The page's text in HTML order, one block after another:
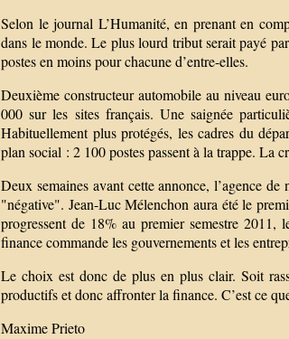
Selon le journal L’Humanité, en prenant en
dans le monde. Le plus lourd tribut serait payé
postes en moins pour chacune d’entre-elles.
Deuxième constructeur automobile au niveau
000 sur les sites français. Une saignée
Habituellement plus protégés, les cadres du
plan social : 2 100 postes passent à la trappe. La
Deux semaines avant cette annonce, l’agence
"négative". Jean-Luc Mélenchon aura été le
progressent de 18% au premier semestre
finance commande les gouvernements et les
Le choix est donc de plus en plus clair. Soit
productifs et donc affronter la finance. C’est ce
Maxime Prieto